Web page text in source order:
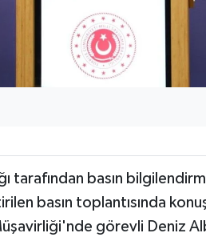
tarafından basın
basın toplantısında
görevli Deniz